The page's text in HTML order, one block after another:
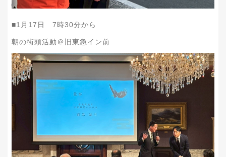
■1月17日 7時30分から
朝の街頭活動＠旧東急イン前